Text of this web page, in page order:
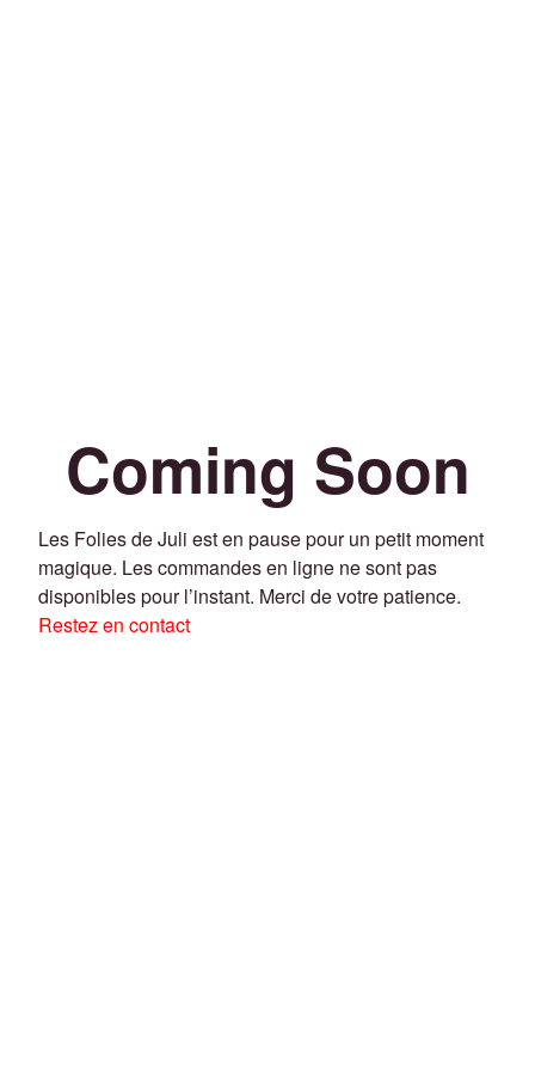
Coming Soon
Les Folies de Juli est en pause pour un petit moment
magique. Les commandes en ligne ne sont pas
disponibles pour l’instant. Merci de votre patience.
Restez en contact